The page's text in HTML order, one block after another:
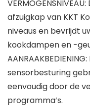
afzuigkap van KKT
niveaus en bevrijdt
kookdampen en -
sensorbesturing
eenvoudig door de
programma’s.